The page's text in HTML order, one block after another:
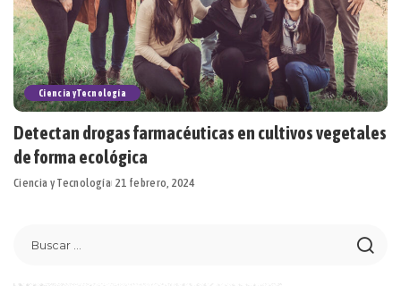
Ciencia y Tecnología
Detectan drogas farmacéuticas en cultivos vegetales
de forma ecológica
Ciencia y Tecnología 21 febrero, 2024